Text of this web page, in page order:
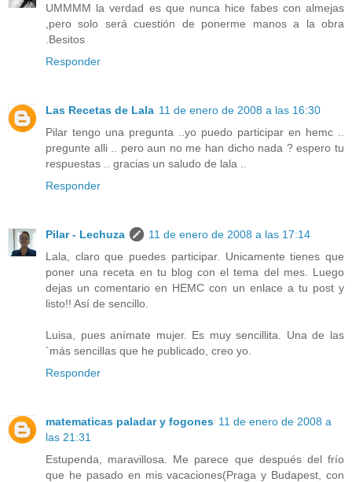
UMMMM la verdad es que nunca hice fabes con almejas
,pero solo será cuestión de ponerme manos a la obra
.Besitos
Responder
Las Recetas de Lala 11 de enero de 2008 a las 16:30
Pilar tengo una pregunta ..yo puedo participar en hemc ..
pregunte alli .. pero aun no me han dicho nada ? espero tu
respuestas .. gracias un saludo de lala ..
Responder
Pilar - Lechuza
11 de enero de 2008 a las 17:14
Lala, claro que puedes participar. Unicamente tienes que
poner una receta en tu blog con el tema del mes. Luego
dejas un comentario en HEMC con un enlace a tu post y
listo!! Así de sencillo.
Luisa, pues anímate mujer. Es muy sencillita. Una de las
´más sencillas que he publicado, creo yo.
Responder
matematicas paladar y fogones 11 de enero de 2008 a
las 21:31
Estupenda, maravillosa. Me parece que después del frío
que he pasado en mis vacaciones(Praga y Budapest, con